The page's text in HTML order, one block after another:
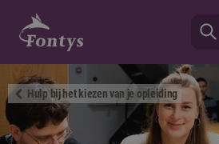
Hulp bij het kiezen van je opleiding